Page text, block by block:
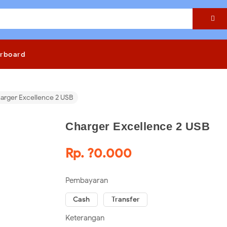

Excellence 2 USB
Charger Excellence 2 USB
Rp. ?0.000
Pembayaran
Cash Transfer
Keterangan